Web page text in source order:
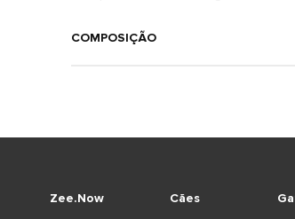
COMPOSIÇÃO
Cães
Zee.Now